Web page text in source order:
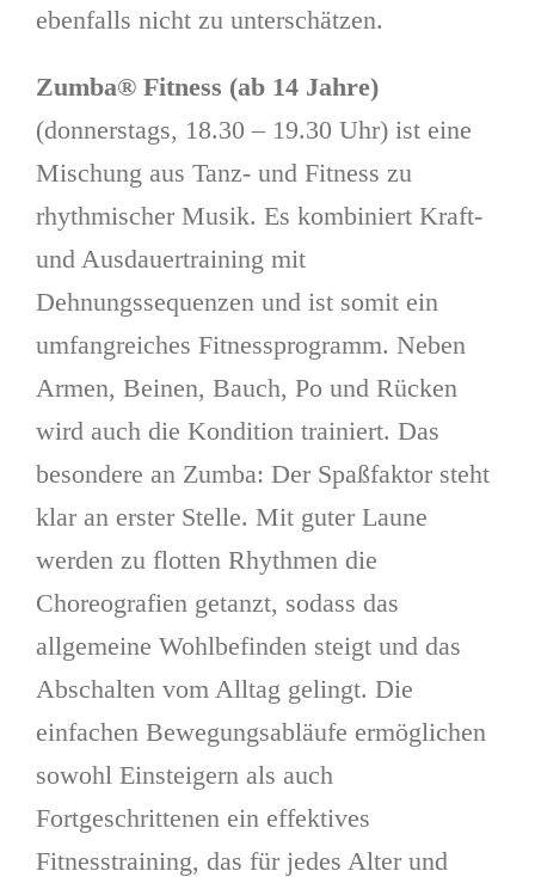
ebenfalls nicht zu unterschätzen.
Zumba® Fitness (ab 14 Jahre)
(donnerstags, 18.30 – 19.30 Uhr) ist eine
Mischung aus Tanz- und Fitness zu
rhythmischer Musik. Es kombiniert Kraft-
und Ausdauertraining mit
Dehnungssequenzen und ist somit ein
umfangreiches Fitnessprogramm. Neben
Armen, Beinen, Bauch, Po und Rücken
wird auch die Kondition trainiert. Das
besondere an Zumba: Der Spaßfaktor steht
klar an erster Stelle. Mit guter Laune
werden zu flotten Rhythmen die
Choreografien getanzt, sodass das
allgemeine Wohlbefinden steigt und das
Abschalten vom Alltag gelingt. Die
einfachen Bewegungsabläufe ermöglichen
sowohl Einsteigern als auch
Fortgeschrittenen ein effektives
Fitnesstraining, das für jedes Alter und